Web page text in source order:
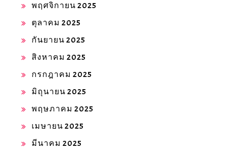
พฤศจิกายน 2025
ตุลาคม 2025
กันยายน 2025
สิงหาคม 2025
กรกฎาคม 2025
มิถุนายน 2025
พฤษภาคม 2025
เมษายน 2025
มีนาคม 2025